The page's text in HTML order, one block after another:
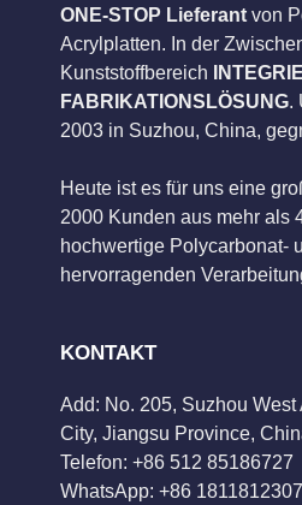
ONE-STOP Lieferant von
Acrylplatten. In der
Kunststoffbereich
FABRIKATIONSLÖSUNG.
2003 in Suzhou, China,
Heute ist es für uns eine
2000 Kunden aus mehr als
hochwertige Polycarbonat-
hervorragenden
KONTAKT
Add: No. 205, Suzhou West
City, Jiangsu Province,
Telefon: +86 512 85186727
WhatsApp: +86